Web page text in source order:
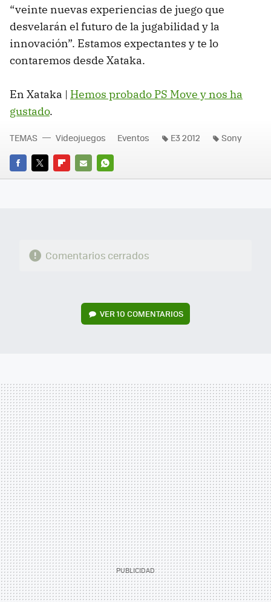
“veinte nuevas experiencias de juego que
desvelarán el futuro de la jugabilidad y la
innovación”. Estamos expectantes y te lo
contaremos desde Xataka.
En Xataka | Hemos probado PS Move y nos ha
gustado.
FACEBOOK
TWITTERFLIPBOARD
E-
WHATSAPP
TEMAS Videojuegos Eventos E3 2012 Sony
Comentarios cerrados
VER 10 COMENTARIOS